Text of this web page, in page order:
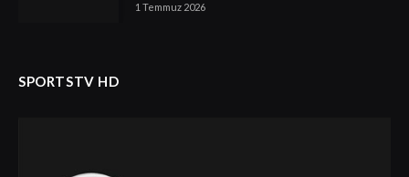
1 Temmuz 2026
SPORTSTV HD